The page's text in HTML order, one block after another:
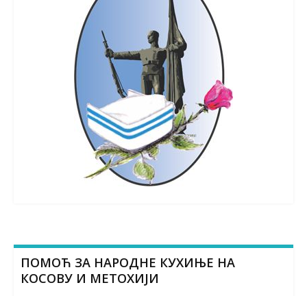
ПОМОЋ ЗА НАРОДНЕ КУХИЊЕ НА
КОСОВУ И МЕТОХИЈИ